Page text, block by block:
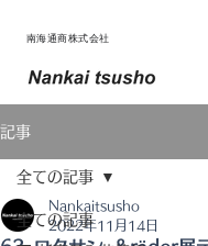
南海通商株式会社
記事
全ての記事
全ての記事
Nankaitsusho
2022年11月14日